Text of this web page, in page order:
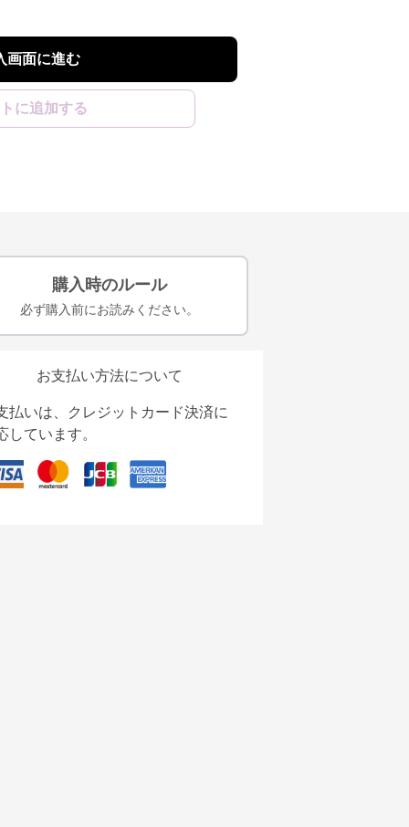
画面に進む
に追加する
購入時のルール
必ず購入前にお読みください。
お支払い方法について
払いは、クレジットカード決済に
しています。